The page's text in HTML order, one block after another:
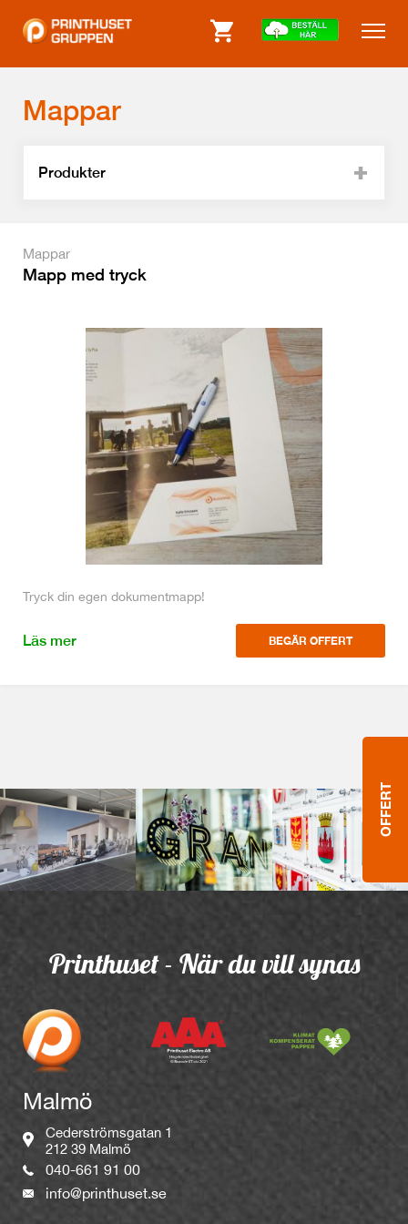
Mappar
Produkter
Mappar
Mapp med tryck
Tryck din egen dokumentmapp!
Läs mer BEGÄR OFFERT
Printhuset - När du vill synas
Malmö
Cederströmsgatan 1
212 39 Malmö
040-661 91 00
info@printhuset.se
OFFERT